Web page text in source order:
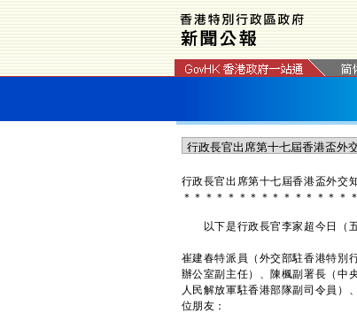
行政長官出席第十七屆香港盃外交
＊ ＊ ＊ ＊ ＊ ＊ ＊ ＊ ＊ ＊ ＊ ＊ ＊ ＊ ＊ ＊
以下是行政長官李家超今日（五
崔建春特派員（外交部駐香港特別
辦公室副主任）、陳楓副署長（中
人民解放軍駐香港部隊副司令員）
位朋友：